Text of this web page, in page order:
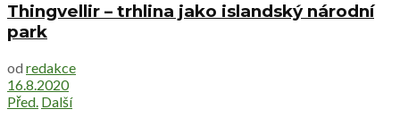
Thingvellir – trhlina jako islandský národní
park
od redakce
16.8.2020
Před. Další